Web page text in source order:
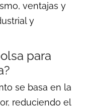
ventajas y
y
para
se basa en la
reduciendo el